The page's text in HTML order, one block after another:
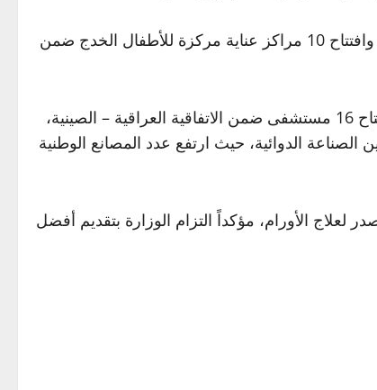
وأشار إلى “افتتاح وإعادة تأهيل نحو 185 مركزاً للرعاية الصحية الأولية وبيتاً صحياً، وتشغيل 18 عيادة طبية تخصصية مسائية، وافتتاح 10 مراكز عناية مركزة للأطفال الخدج ضمن
وفي إطار تطوير البنى التحتية الصحية، أوضح أنه “تم تأهيل 160 مؤسسة صحية، وهناك 290 أخرى قيد الإنجاز، إلى جانب افتتاح 16 مستشفى ضمن الاتفاقية العراقية – الصينية،
وتوطين الصناعة الدوائية، حيث ارتفع عدد المصانع الوطنية
لعلاج الأورام، مؤكداً التزام الوزارة بتقديم أفضل